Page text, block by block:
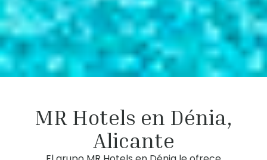
MR Hotels en Dénia,
Alicante